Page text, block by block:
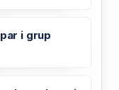
i grup